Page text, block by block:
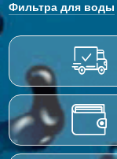
Фильтра для воды